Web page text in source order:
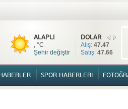
TÜM HABERLER YURTTAN
DOLAR
Alış:47.47
Satış:47.66
ALAPLI
, °C
Şehir değiştir
SPOR HABERLERİ